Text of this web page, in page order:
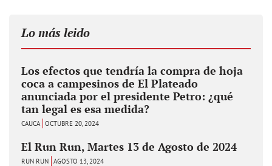
Lo más leido
Los efectos que tendría la compra de hoja
coca a campesinos de El Plateado
anunciada por el presidente Petro: ¿qué
tan legal es esa medida?
CAUCA OCTUBRE 20, 2024
El Run Run, Martes 13 de Agosto de 2024
RUN RUN AGOSTO 13, 2024